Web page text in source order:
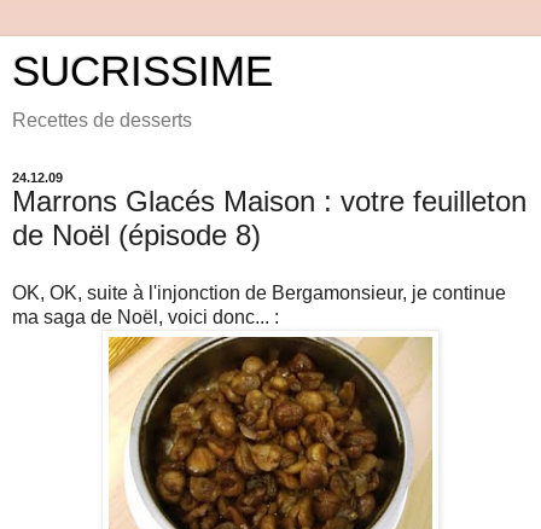
SUCRISSIME
Recettes de desserts
24.12.09
Marrons Glacés Maison : votre feuilleton
de Noël (épisode 8)
OK, OK, suite à l'injonction de Bergamonsieur, je continue
ma saga de Noël, voici donc... :